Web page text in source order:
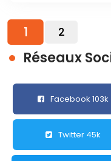
1 2
Réseaux
Facebook 103k
Twitter 45k